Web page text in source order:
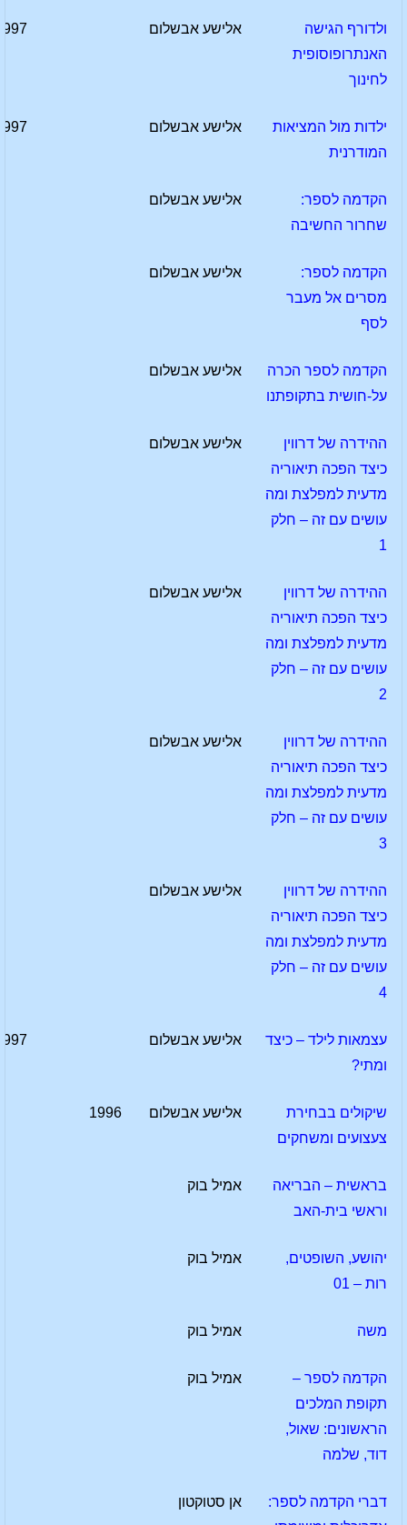
ולדורף הגישה
האנתרופוסופית
לחינוך
אלישע אבשלום
ילדות מול המציאות
המודרנית
אלישע אבשלום
הקדמה לספר:
שחרור החשיבה
אלישע אבשלום
הקדמה לספר:
מסרים אל מעבר
לסף
אלישע אבשלום
הקדמה לספר הכרה
על-חושית בתקופתנו
אלישע אבשלום
ההידרה של דרווין
כיצד הפכה תיאוריה
מדעית למפלצת ומה
עושים עם זה – חלק
1
אלישע אבשלום
ההידרה של דרווין
כיצד הפכה תיאוריה
מדעית למפלצת ומה
עושים עם זה – חלק
2
אלישע אבשלום
ההידרה של דרווין
כיצד הפכה תיאוריה
מדעית למפלצת ומה
עושים עם זה – חלק
3
אלישע אבשלום
ההידרה של דרווין
כיצד הפכה תיאוריה
מדעית למפלצת ומה
עושים עם זה – חלק
4
אלישע אבשלום
עצמאות לילד – כיצד
ומתי?
אלישע אבשלום
שיקולים בבחירת
צעצועים ומשחקים
אלישע אבשלום 1996
בראשית – הבריאה
וראשי בית-האב
אמיל בוק
יהושע, השופטים,
רות – 01
אמיל בוק
משה אמיל בוק
הקדמה לספר –
תקופת המלכים
הראשונים: שאול,
דוד, שלמה
אמיל בוק
דברי הקדמה לספר:
אן סטוקטון